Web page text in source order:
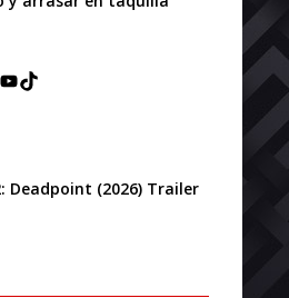
YouTube
TikTok
Deadpoint (2026) Trailer